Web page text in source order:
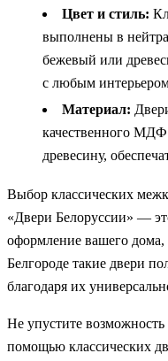
Цвет и стиль:
выполнены в
бежевый или
с любым
Материал:
качественного
древесину,
Выбор классических
«Двери Белоруссии» —
оформление вашего
Белгороде такие двери
благодаря их
Не упустите возможность
помощью классических